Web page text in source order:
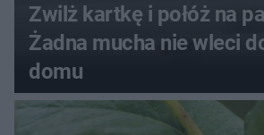
Zwilż kartkę i połóż na
Żadna mucha nie wleci
domu